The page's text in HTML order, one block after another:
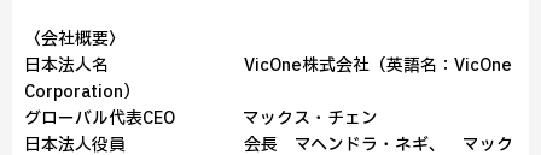
〈会社概要〉
日本法人名 VicOne株式会社（英語名：VicOne
Corporation）
グローバル代表CEO マックス・チェン
日本法人役員 会長 マヘンドラ・ネギ、 マック